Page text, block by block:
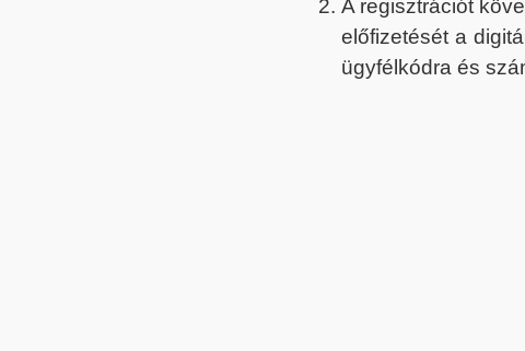
A regisztrációt
előfizetését a
ügyfélkódra és